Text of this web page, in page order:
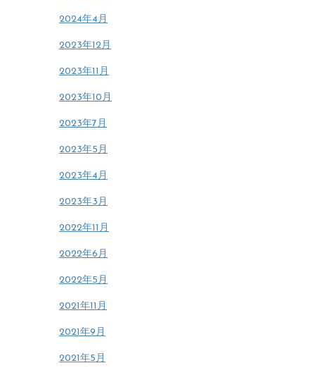
2024年4月
2023年12月
2023年11月
2023年10月
2023年7月
2023年5月
2023年4月
2023年3月
2022年11月
2022年6月
2022年5月
2021年11月
2021年9月
2021年5月